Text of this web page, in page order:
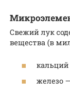
Свежий лук
вещества (в
кальций
железо